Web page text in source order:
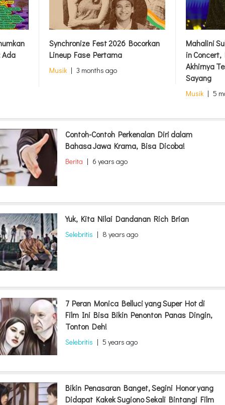
Ada
Synchronize Fest 2026 Bocorkan
Lineup Fase Pertama
Musik | 3 months ago
Mahalini
in
Akhirnya
Sayang
Musik | 5
Contoh-Contoh Perkenalan Diri dalam
Bahasa Jawa Krama, Bisa Dicoba!
Berita | 6 years ago
Yuk, Kita Nilai Dandanan Rich Brian
Selebritis | 8 years ago
7 Peran Monica Belluci yang Super Hot di
Film Ini Bisa Bikin Penonton Panas Dingin,
Tonton Deh!
Selebritis | 5 years ago
Bikin Penasaran Banget, Segini Honor yang
Didapat Kakek Sugiono Sekali Bintangi Film